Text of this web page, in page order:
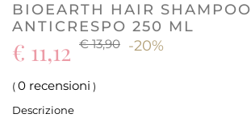
BIOEARTH HAIR SHAMPOO
ANTICRESPO 250 ML
€ 13,90 -20%
€ 11,12
( 0 recensioni )
Descrizione